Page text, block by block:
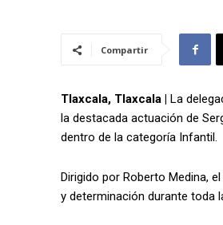
Compartir
Tlaxcala, Tlaxcala |
La
la destacada actuación de
dentro de la categoría Infantil.
Dirigido por Roberto Medina,
y determinación durante toda